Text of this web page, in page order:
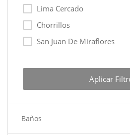
Lima Cercado
Chorrillos
San Juan De Miraflores
La Victoria
Los Olivos
San Martin De Porres
Aplicar
Baños